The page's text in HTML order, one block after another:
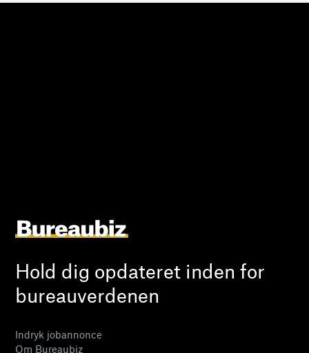
Hold dig opdateret inden for
bureauverdenen
Indryk jobannonce
Om Bureaubiz